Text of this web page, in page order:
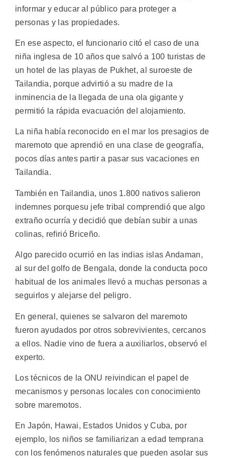
informar y educar al público para proteger a
personas y las propiedades.
En ese aspecto, el funcionario citó el caso de una
niña inglesa de 10 años que salvó a 100 turistas de
un hotel de las playas de Pukhet, al suroeste de
Tailandia, porque advirtió a su madre de la
inminencia de la llegada de una ola gigante y
permitió la rápida evacuación del alojamiento.
La niña había reconocido en el mar los presagios de
maremoto que aprendió en una clase de geografía,
pocos días antes partir a pasar sus vacaciones en
Tailandia.
También en Tailandia, unos 1.800 nativos salieron
indemnes porquesu jefe tribal comprendió que algo
extraño ocurría y decidió que debían subir a unas
colinas, refirió Briceño.
Algo parecido ocurrió en las indias islas Andaman,
al sur del golfo de Bengala, donde la conducta poco
habitual de los animales llevó a muchas personas a
seguirlos y alejarse del peligro.
En general, quienes se salvaron del maremoto
fueron ayudados por otros sobrevivientes, cercanos
a ellos. Nadie vino de fuera a auxiliarlos, observó el
experto.
Los técnicos de la ONU reivindican el papel de
mecanismos y personas locales con conocimiento
sobre maremotos.
En Japón, Hawai, Estados Unidos y Cuba, por
ejemplo, los niños se familiarizan a edad temprana
con los fenómenos naturales que pueden asolar sus